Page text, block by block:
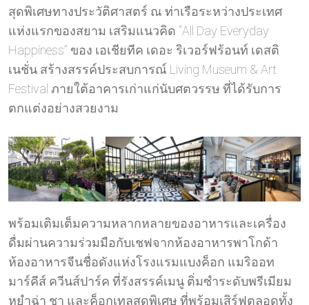
สุดพิเศษทางประวัติศาสตร์ ณ ท่าเรือระหว่างประเทศ
แห่งแรกของสยาม เสริมแนวคิด “All Day Everyday
Happiness” ของ เอเชียทีค เดอะ ริเวอร์ฟร้อนท์ เดสติ
เนชั่น สร้างสรรค์ประสบการณ์ Living Museum & Art
Festival ภายใต้อาคารเก่าแก่นับศตวรรษ ที่ได้รับการ
ตกแต่งอย่างสวยงาม
พร้อมเติมเต็มความหลากหลายของอาหารและเครื่อง
ดื่มผ่านความร่วมมือกับเชฟจากห้องอาหารพาโกด้า
ห้องอาหารจีนชื่อดังแห่งโรงแรมแบงค็อก แมริออท
มาร์คีส์ ควีนส์ปาร์ค ที่รังสรรค์เมนู ติ่มซําระดับพรีเมียม
หยำฉ่า ชา และค็อกเทลสุดพิเศษ ที่พร้อมเสิร์ฟตลอดทั้ง